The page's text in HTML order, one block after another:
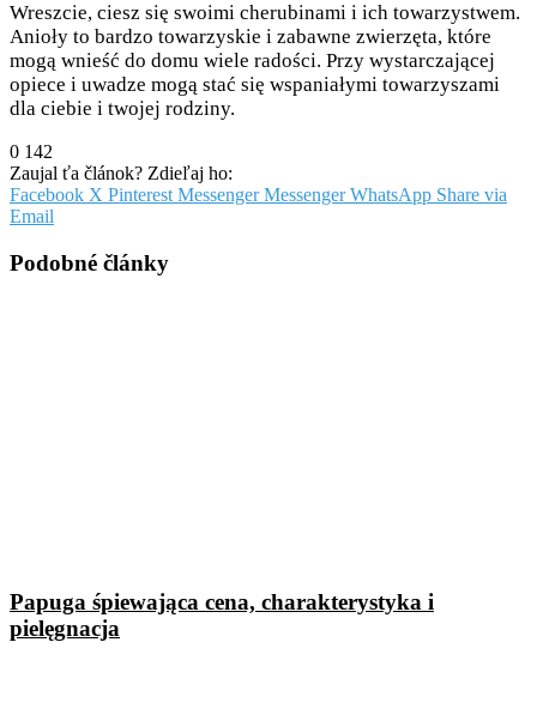
Wreszcie, ciesz się swoimi cherubinami i ich towarzystwem.
Anioły to bardzo towarzyskie i zabawne zwierzęta, które
mogą wnieść do domu wiele radości. Przy wystarczającej
opiece i uwadze mogą stać się wspaniałymi towarzyszami
dla ciebie i twojej rodziny.
0 142
Zaujal ťa článok? Zdieľaj ho:
Facebook X Pinterest Messenger Messenger WhatsApp Share via
Email
Podobné články
Papuga śpiewająca cena, charakterystyka i
pielęgnacja